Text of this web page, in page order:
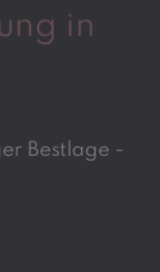
in